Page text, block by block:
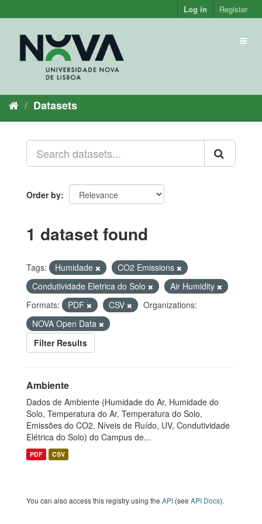
to
Log in Register
Datasets
Order by
1 dataset found
Tags: Humidade
CO2 Emissions
Condutividade Eletrica do Solo
Air Humidity
Formats:
PDF CSV
Organizations:
NOVA Open Data
Filter Results
Ambiente
Dados de Ambiente (Humidade do Ar, Humidade do
Solo, Temperatura do Ar, Temperatura do Solo,
Emissões do CO2, Níveis de Ruído, UV, Condutividade
Elétrica do Solo) do Campus de...
PDF CSV
You can also access this registry using the API (see API Docs).